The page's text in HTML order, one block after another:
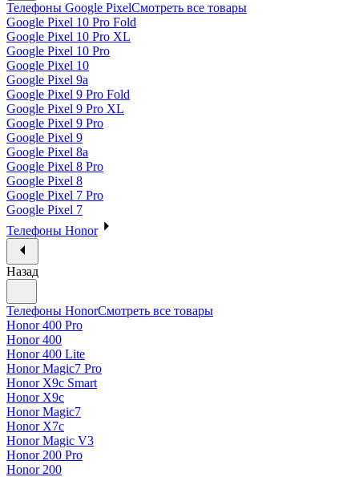
Телефоны Google PixelСмотреть все товары
Google Pixel 10 Pro Fold
Google Pixel 10 Pro XL
Google Pixel 10 Pro
Google Pixel 10
Google Pixel 9a
Google Pixel 9 Pro Fold
Google Pixel 9 Pro XL
Google Pixel 9 Pro
Google Pixel 9
Google Pixel 8a
Google Pixel 8 Pro
Google Pixel 8
Google Pixel 7 Pro
Google Pixel 7
Телефоны Honor
Назад
Телефоны HonorСмотреть все товары
Honor 400 Pro
Honor 400
Honor 400 Lite
Honor Magic7 Pro
Honor X9c Smart
Honor X9c
Honor Magic7
Honor X7c
Honor Magic V3
Honor 200 Pro
Honor 200